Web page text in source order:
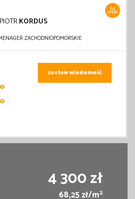
84
OFERT
PIOTRKORDUS
ZACHODNIOPOMORSKIE
zostaw wiadomość
4 300 zł
68,25 zł/m2